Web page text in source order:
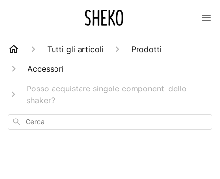
Tutti gli articoli
Prodotti
Accessori
Posso acquistare singole componenti dello
shaker?
Cerca